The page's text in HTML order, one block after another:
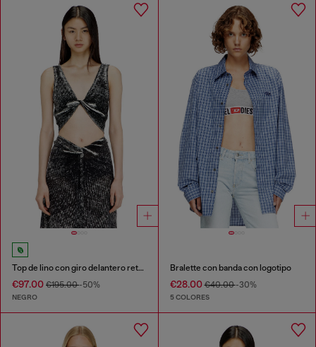
Top de lino con giro delantero retorcido y estampado invertido
€97.00 €195.00-50%
NEGRO
Bralette con banda con logotipo
€28.00€40.00-30%
5 COLORES